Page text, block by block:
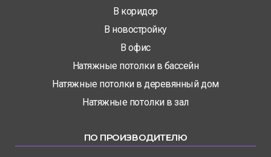
В коридор
В новостройку
В офис
Натяжные потолки в бассейн
Натяжные потолки в деревянный дом
Натяжные потолки в зал
ПО ПРОИЗВОДИТЕЛЮ